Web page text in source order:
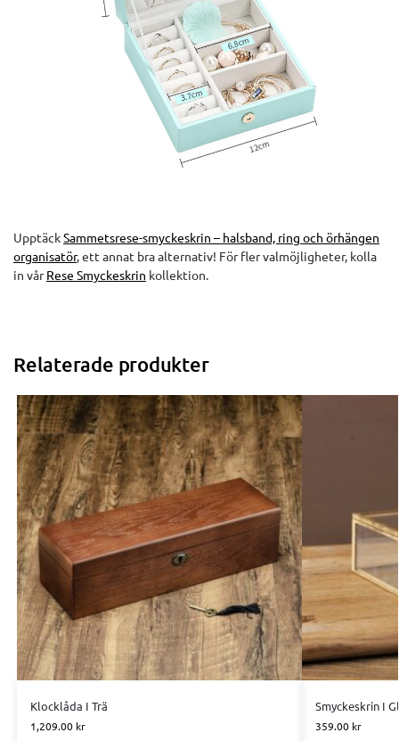
UpptäckSammetsrese-smyckeskrin – halsband, ring och örhängen
organisatör, ett annat bra alternativ! För fler valmöjligheter, kolla
in vårRese Smyckeskrin kollektion.
Relaterade produkter
Klocklåda I Trä
1,209.00 kr
Smyckeskrin I
359.00 kr